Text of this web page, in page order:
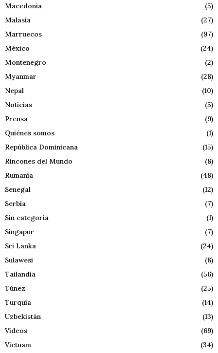
Macedonia
(5)
Malasia
(27)
Marruecos
(97)
México
(24)
Montenegro
(2)
Myanmar
(28)
Nepal
(10)
Noticias
(5)
Prensa
(9)
Quiénes somos
(1)
República Dominicana
(15)
Rincones del Mundo
(8)
Rumanía
(48)
Senegal
(12)
Serbia
(7)
Sin categoría
(1)
Singapur
(7)
Sri Lanka
(24)
Sulawesi
(8)
Tailandia
(56)
Túnez
(25)
Turquía
(14)
Uzbekistán
(13)
Videos
(69)
Vietnam
(34)